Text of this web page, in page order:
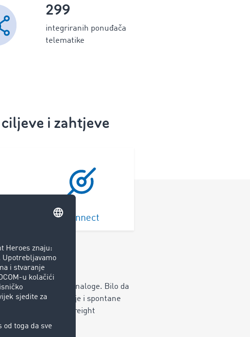
299
integriranih ponuđača
telematike
i zahtjeve
Connect
svoje transportne naloge. Bilo da
vrhunce potražnje i spontane
usluga: uz Road Freight